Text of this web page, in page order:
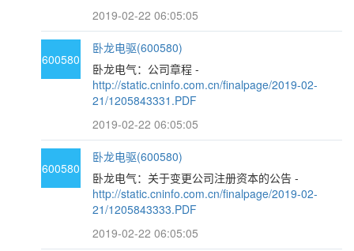
2019-02-22 06:05:05
600580
卧龙电驱(600580)
卧龙电气：公司章程 -
http://static.cninfo.com.cn/finalpage/2019-02-
21/1205843331.PDF
2019-02-22 06:05:05
600580
卧龙电驱(600580)
卧龙电气：关于变更公司注册资本的公告 -
http://static.cninfo.com.cn/finalpage/2019-02-
21/1205843333.PDF
2019-02-22 06:05:05